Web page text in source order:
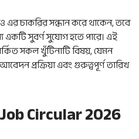
চাকরির সন্ধান করে থাকেন, তবে
একটি সুবর্ণ সুযোগ হতে পারে। এই
সকল খুঁটিনাটি বিষয়, যেমন
প্রক্রিয়া এবং গুরুত্বপূর্ণ তারিখ
Circular 2026